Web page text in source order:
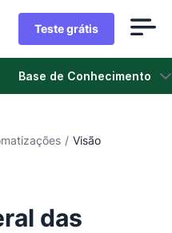
Teste grátis
Base de Conhecimento
/ Visão
das